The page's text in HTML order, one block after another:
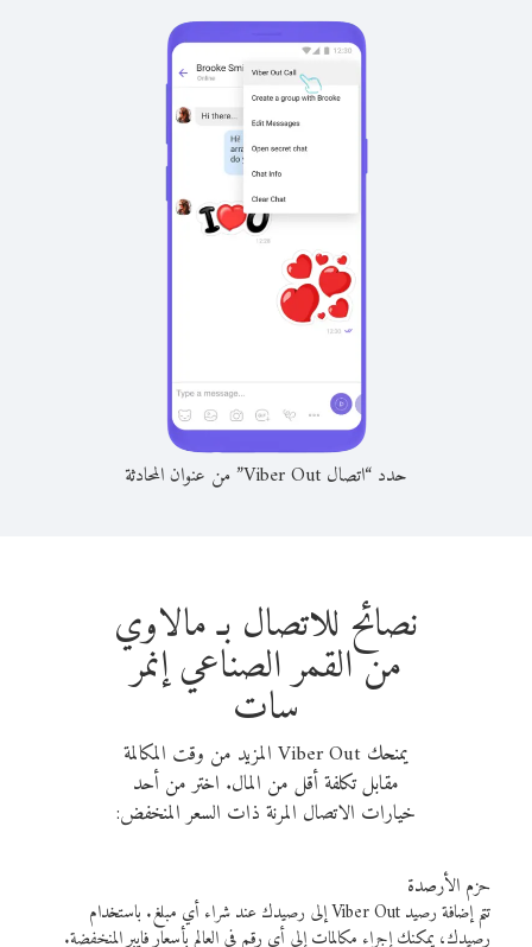
حدد “اتصال Viber Out” من عنوان المحادثة
نصائح للاتصال بـ مالاوي
من القمر الصناعي إنمر
سات
يمنحك Viber Out المزيد من وقت المكالمة
مقابل تكلفة أقل من المال. اختر من أحد
خيارات الاتصال المرنة ذات السعر المنخفض:
حزم الأرصدة
تتم إضافة رصيد Viber Out إلى رصيدك عند شراء أي مبلغ. باستخدام
رصيدك، يمكنك إجراء مكالمات إلى أي رقم في العالم بأسعار فايبر المنخفضة.